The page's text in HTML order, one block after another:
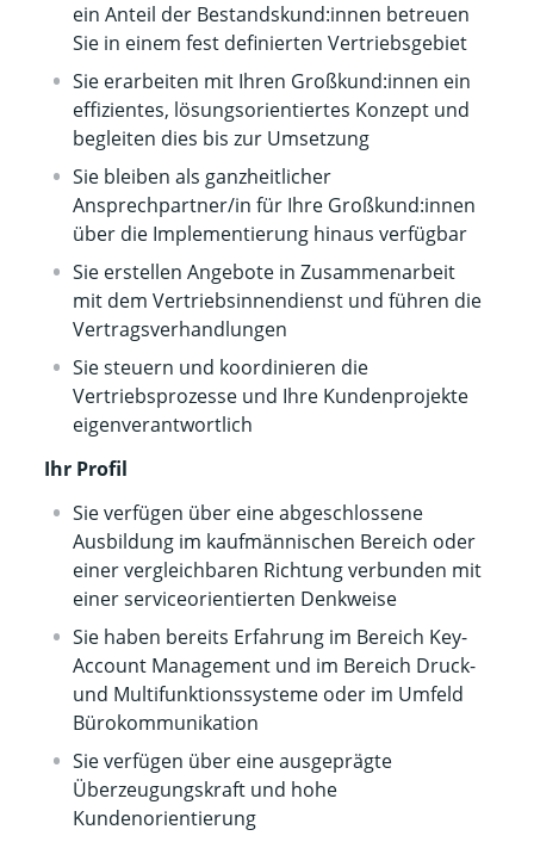
ein Anteil der Bestandskund:innen betreuen
Sie in einem fest definierten Vertriebsgebiet
Sie erarbeiten mit Ihren Großkund:innen ein
effizientes, lösungsorientiertes Konzept und
begleiten dies bis zur Umsetzung
Sie bleiben als ganzheitlicher
Ansprechpartner/in für Ihre Großkund:innen
über die Implementierung hinaus verfügbar
Sie erstellen Angebote in Zusammenarbeit
mit dem Vertriebsinnendienst und führen die
Vertragsverhandlungen
Sie steuern und koordinieren die
Vertriebsprozesse und Ihre Kundenprojekte
eigenverantwortlich
Ihr Profil
Sie verfügen über eine abgeschlossene
Ausbildung im kaufmännischen Bereich oder
einer vergleichbaren Richtung verbunden mit
einer serviceorientierten Denkweise
Sie haben bereits Erfahrung im Bereich Key-
Account Management und im Bereich Druck-
und Multifunktionssysteme oder im Umfeld
Bürokommunikation
Sie verfügen über eine ausgeprägte
Überzeugungskraft und hohe
Kundenorientierung